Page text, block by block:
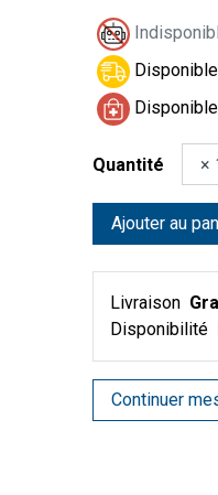
Quantité
Ajouter au
Livraison
Disponibilité
Continuer